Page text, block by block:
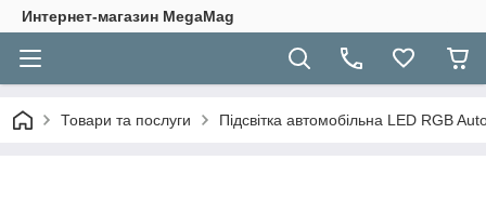
Интернет-магазин MegaMag
Товари та послуги Підсвітка автомобільна LED RGB